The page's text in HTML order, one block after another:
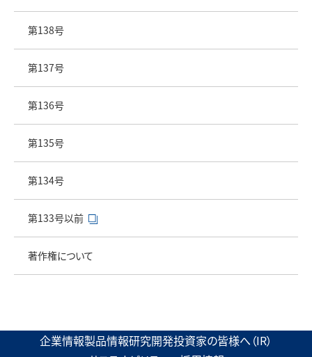
第138号
第137号
第136号
第135号
第134号
第133号以前
著作権について
企業情報製品情報研究開発投資家の皆様へ（IR）